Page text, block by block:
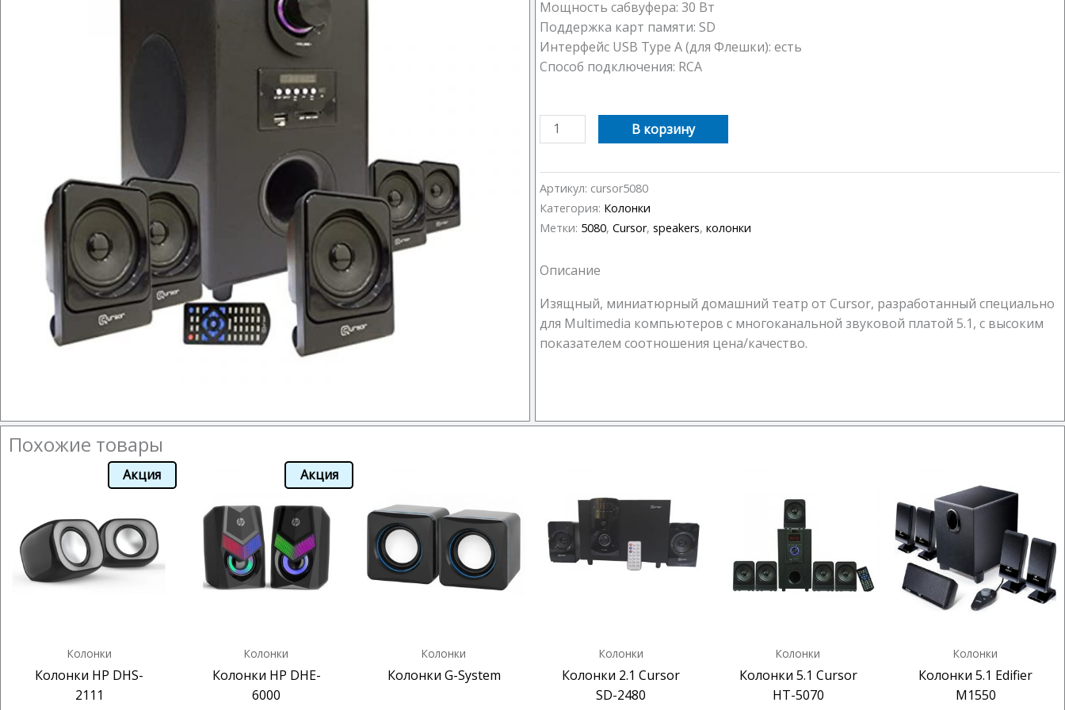
Мощность сабвуфера: 30 Вт
Поддержка карт памяти: SD
Интерфейс USB Type A (для Флешки): есть
Способ подключения: RCA
Количество
товара
5.1
Cursor
HT-
В корзину
Артикул: cursor5080
Категория: Колонки
Метки: 5080, Cursor, speakers, колонки
Описание
Изящный, миниатюрный домашний театр от Cursor, разработанный специально
для Multimedia компьютеров с многоканальной звуковой платой 5.1, с высоким
показателем соотношения цена/качество.
Похожие товары
Акция
Колонки
Колонки HP DHS-
2111
Акция
Колонки
Колонки HP DHE-
6000
Колонки
Колонки G-System
Колонки
Колонки 2.1 Cursor
SD-2480
Колонки
Колонки 5.1 Cursor
HT-5070
Колонки
Колонки 5.1 Edifier
M1550